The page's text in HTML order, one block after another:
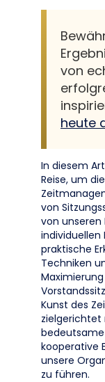
von
heute
In diesem
Reise, um
von
von unseren
individuellen
praktische
Techniken
Kunst des
zielgerichtet
bedeutsame
kooperative
unsere
zu führen.